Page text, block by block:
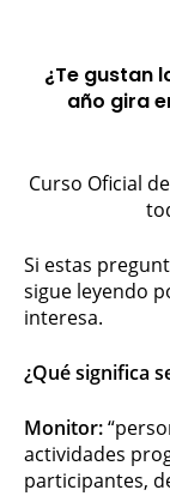
¿Te gustan
año gira
Curso Oficial
Si estas
sigue leyendo
interesa.
¿Qué significa
Monitor:
actividades
participantes,